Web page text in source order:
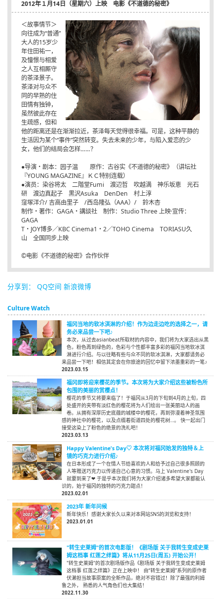
2012年１月14日（星期六）上映 电影《不道德的秘密》
＜故事情节＞
向往成为“普通”
大人的15岁少
年住田祐一，
及憧憬与相爱
之人互相厮守
的茶泽景子。
茶泽对与众不
同的早熟的住
田情有独钟，
虽然彼此存在
生疏感，但和
他的距离还是在渐渐拉近，茶泽每天觉得很幸福。可是，这种平静的
生活因为某个“事件”突然转变。失去未来的少年，与陷入爱恋的少
女，他们的结局会怎样……？
●导演・剧本：园子温 原作：古谷实《不道德的秘密》（讲坛社
『YOUNG MAGAZINE』ＫＣ特别连载）
●演员：染谷将太 二階堂Fumi 渡辺哲 吹越満 神乐坂恵 光石
研 渡边真起子 黒沢Asuka DenDen 村上淳
窪塚洋介/ 吉高由里子 /西岛隆弘（AAA）/ 鈴木杏
制作・著作：GAGA・講談社 制作：Studio Three 上映·宣传：
GAGA
T・JOY博多／KBC Cinema1・2／TOHO Cinema TORIASU久
山 全国同步上映
©电影《不道德的秘密》合作伙伴
分享到： QQ空间 新浪微博
Culture Watch
福冈当地的软冰淇淋的介绍！作为边走边吃的选择之一，请
务必来品尝一下吧♪
本次，从过去asianbeat所取材的内容中，我们将为大家选出从黑
色，粉色再到绿色的，色彩与个性都丰富多彩的福冈当地软冰淇
淋进行介绍。与以往略有些与众不同的软冰淇淋，大家都请务必
来品尝一下吧！相信其定会在你旅途的回忆中留下浓墨重彩的一笔♪
2023.03.15
福冈即将迎来樱花的季节。本次将为大家介绍这些被粉色所
包围的美丽的赏樱点！
樱花的季节又将要来临了！于福冈从3月的下旬到4月的上旬，四
处盛开的夹带有淡红色的樱花将为人们绘出一张美丽动人的画
卷。从拥有深厚历史底蕴的城楼中的樱花，再到弥漫着神圣氛围
感的神社中的樱花，以及点缀着街道四处的樱花树…。 快一起出门
接受这染上了粉色的绝景的洗礼吧！
2023.03.13
Happy Valentine's Day♡ 本次将对福冈始发的独特＆上
镜的巧克力进行介绍♪
在日本形成了一个在情人节给喜欢的人和给予过自己很多照顾的
人等赠送巧克力以传递自己心意的习惯。马上 Valentine's Day
就要到来了❤ 于是乎本次我们将为大家介绍诸多希望大家都能认
识的，始于福冈的独特的巧克力甜点！
2023.02.01
2023年 新年问候
新年快乐！感谢大家长久以来对本网站SNS的浏览和支持！
2023.01.01
"转生史莱姆"的首次电影版！《剧场版 关于我转生变成史莱
姆这档事 红莲之绊篇》将从11月25日(周五) 开始公开！
"转生史莱姆"的首次剧场版作品《剧场版 关于我转生变成史莱姆
这档事 红莲之绊篇》正在上映中！ 由“转生史莱姆”系列的原作者
伏濑担当故事原案的全新作品，绝对不容错过！除了最强的利姆
鲁之外， 熟悉的人气角色们也大集结！
2022.11.30